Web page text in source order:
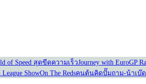
of Speed สุดขีดความเร็วJourney with EuroGP
League ShowOn The Redsคนต้นคิดปั๊มถาม-น้าเบ๊